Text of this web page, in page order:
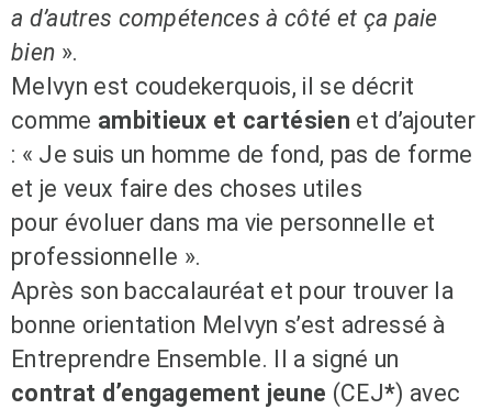
a d’autres compétences à côté et ça paie
bien ».
Melvyn est coudekerquois, il se décrit
comme ambitieux et cartésien et d’ajouter
: « Je suis un homme de fond, pas de forme
et je veux faire des choses utiles
pour évoluer dans ma vie personnelle et
professionnelle ».
Après son baccalauréat et pour trouver la
bonne orientation Melvyn s’est adressé à
Entreprendre Ensemble. Il a signé un
contrat d’engagement jeune (CEJ*) avec